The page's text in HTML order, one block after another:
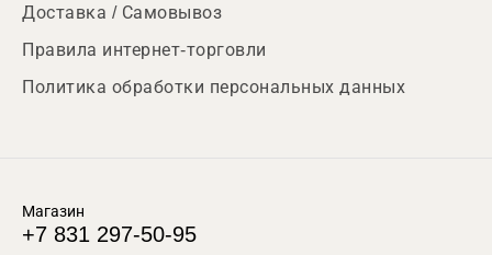
Доставка / Самовывоз
Правила интернет-торговли
Политика обработки персональных данных
Магазин
+7 831 297-50-95